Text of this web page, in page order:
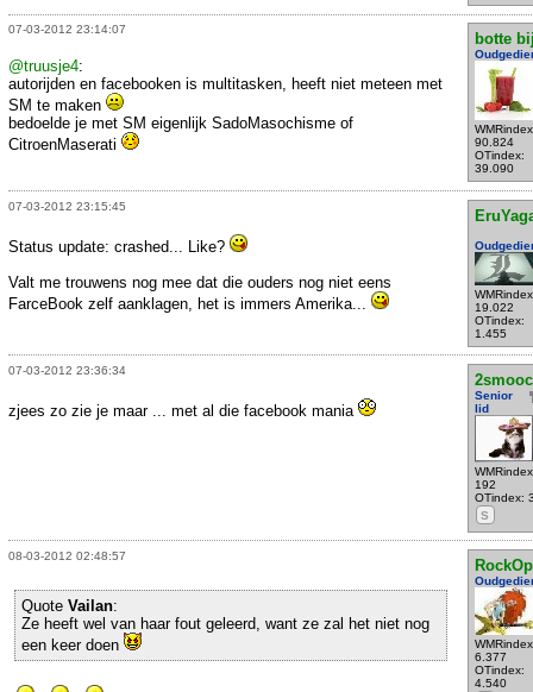
07-03-2012 23:14:07
botte
90.824
OTindex:
39.090
@truusje4:
autorijden en facebooken is multitasken, heeft niet meteen met
SM te maken
bedoelde je met SM eigenlijk SadoMasochisme of
CitroenMaserati
07-03-2012 23:15:45
19.022
OTindex:
1.455
Status update: crashed... Like?
Valt me trouwens nog mee dat die ouders nog niet eens
FarceBook zelf aanklagen, het is immers Amerika...
07-03-2012 23:36:34
Senior
lid
192
OTindex:
S
zjees zo zie je maar ... met al die facebook mania
08-03-2012 02:48:57
6.377
OTindex:
4.540
Quote Vailan:
Ze heeft wel van haar fout geleerd, want ze zal het niet nog
een keer doen